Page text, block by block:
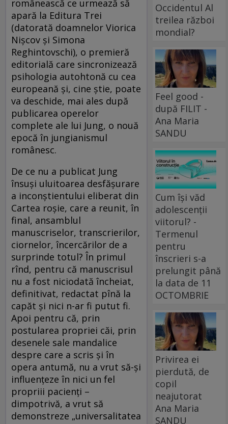
românească ce urmează să
apară la Editura Trei
(datorată doamnelor Viorica
Nişcov şi Simona
Reghintovschi), o premieră
editorială care sincronizează
psihologia autohtonă cu cea
europeană şi, cine ştie, poate
va deschide, mai ales după
publicarea operelor
complete ale lui Jung, o nouă
epocă în jungianismul
românesc.
De ce nu a publicat Jung
însuşi uluitoarea desfăşurare
a inconştientului eliberat din
Cartea roşie, care a reunit, în
final, ansamblul
manuscriselor, transcrierilor,
ciornelor, încercărilor de a
surprinde totul? În primul
rînd, pentru că manuscrisul
nu a fost niciodată încheiat,
definitivat, redactat pînă la
capăt şi nici n-ar fi putut fi.
Apoi pentru că, prin
postularea propriei căi, prin
desenele sale mandalice
despre care a scris şi în
opera antumă, nu a vrut să-şi
influenţeze în nici un fel
propriii pacienţi –
dimpotrivă, a vrut să
demonstreze „universalitatea
Occidentul Al
treilea război
mondial?
Feel good -
după FILIT -
Ana Maria
SANDU
Cum își văd
adolescenții
viitorul? -
Termenul
pentru
înscrieri s-a
prelungit până
la data de 11
OCTOMBRIE
Privirea ei
pierdută, de
copil
neajutorat
Ana Maria
SANDU